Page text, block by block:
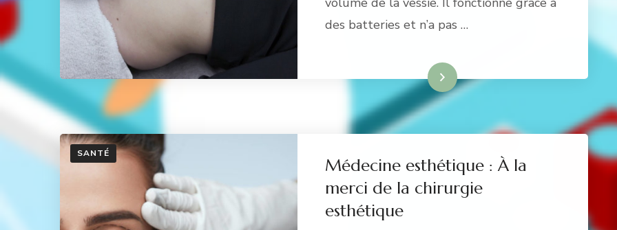
des batteries et n’a pas …
Lire la suite
SANTÉ
Médecine esthétique : À la
merci de la chirurgie
esthétique